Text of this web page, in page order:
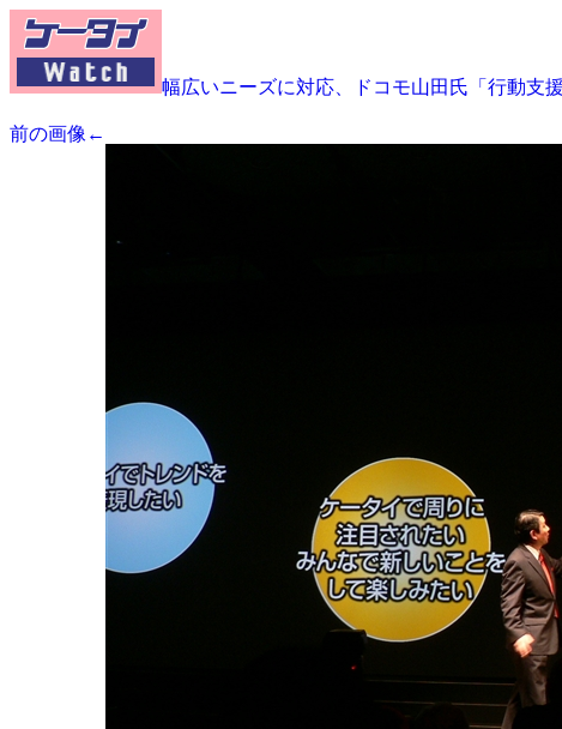
幅広いニーズに対応、ドコモ山田氏「行動支
前の画像←